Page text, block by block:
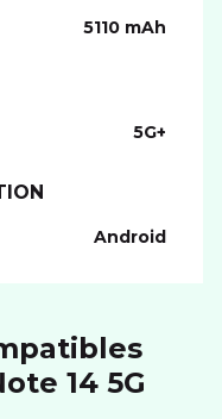
5110 mAh
5G+
Android
14 5G